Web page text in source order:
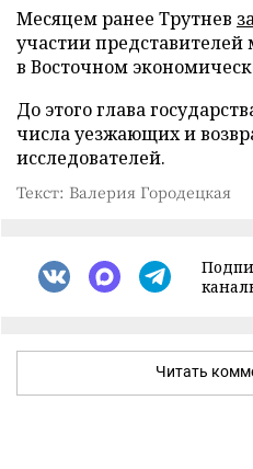
Месяцем ранее Трутнев
участии
в Восточном
До этого глава
числа уезжающих и
исследователей.
Текст: Валерия Городецкая
Читать